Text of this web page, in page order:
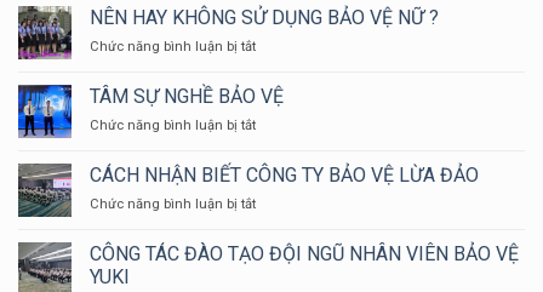
THAM
HỘI
KIỂM
CHỮA
CHÁY
NẠN
VỆ
NGÂN
HÀNG
NHỮNG
ÁN
?
NÊN HAY KHÔNG SỬ DỤNG BẢO VỆ NỮ ?
Chức năng bình luận bị tắtở
HAY
KHÔNG
SỬ
BẢO
NỮ
TÂM SỰ NGHỀ BẢO VỆ
Chức năng bình luận bị tắtở
SỰ
NGHỀ
BẢO
CÁCH NHẬN BIẾT CÔNG TY BẢO VỆ LỪA ĐẢO
Chức năng bình luận bị tắtở
NHẬN
BIẾT
CÔNG TÁC ĐÀO TẠO ĐỘI NGŨ NHÂN VIÊN BẢO VỆ
YUKI